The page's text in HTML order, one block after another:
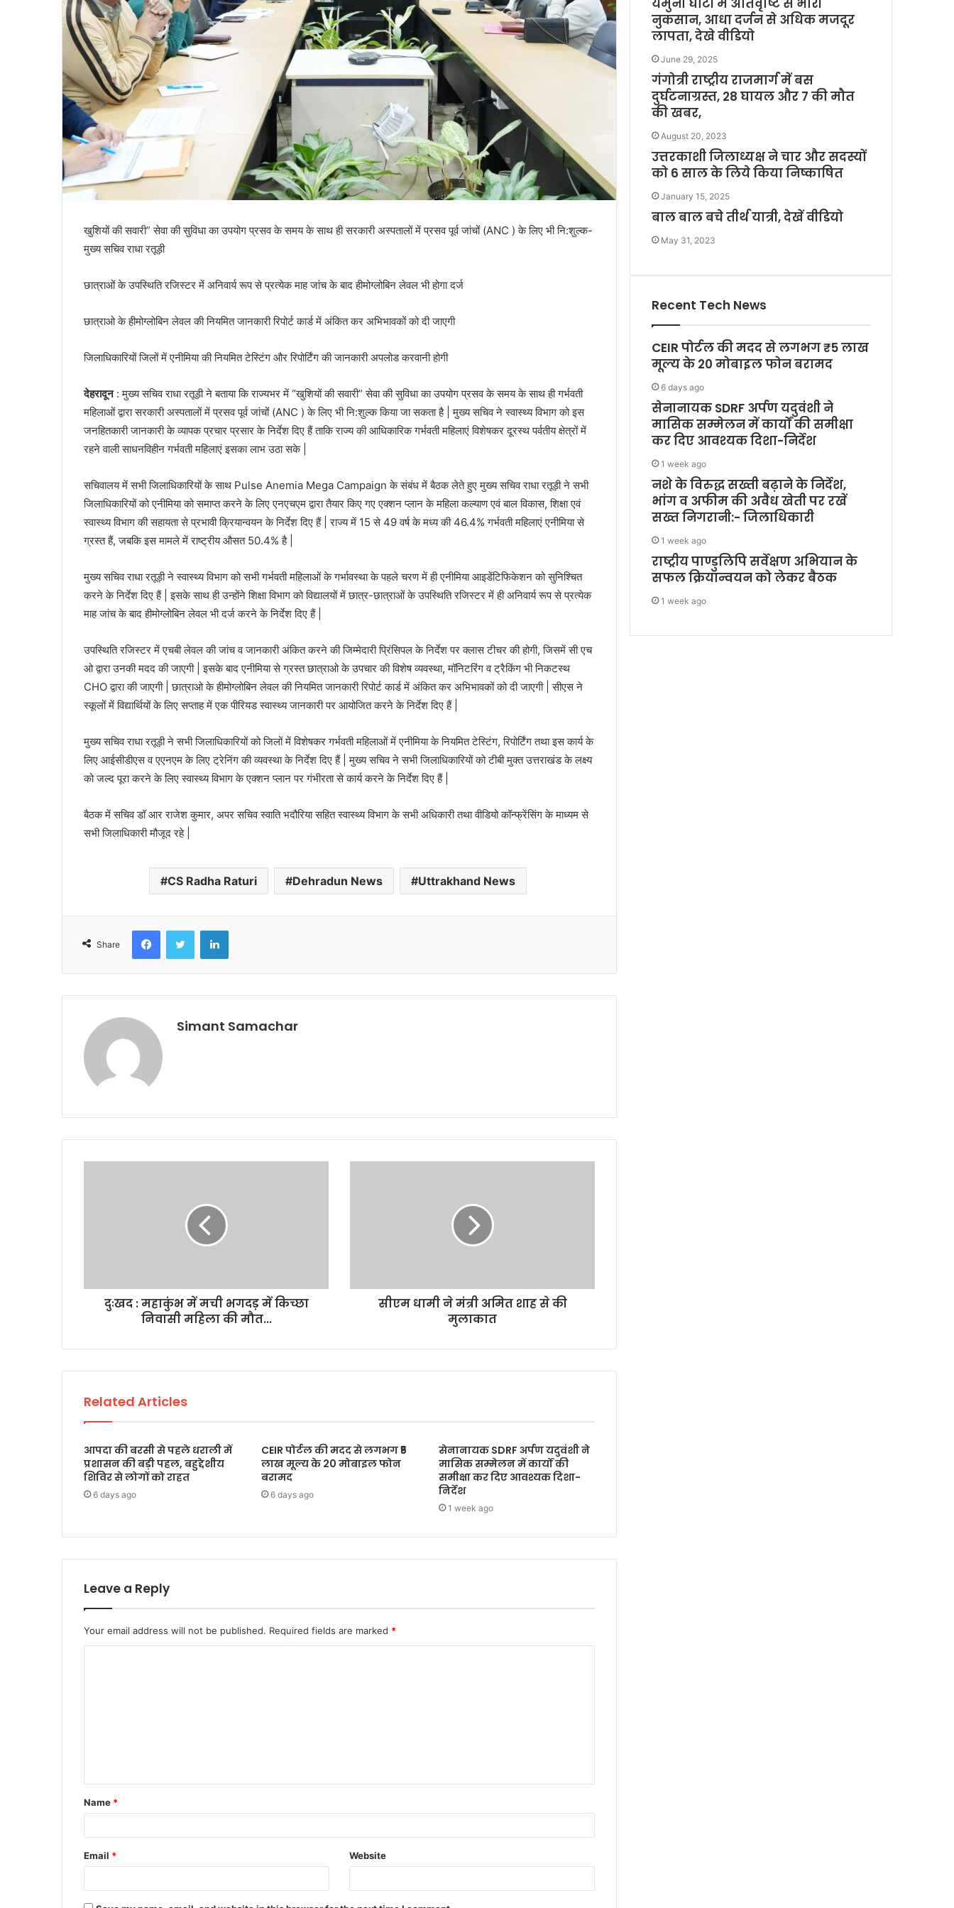
खुशियों की सवारी” सेवा की सुविधा का उपयोग प्रसव के समय के साथ ही सरकारी अस्पतालों में प्रसव पूर्व जांचों (ANC ) के लिए भी नि:शुल्क-
मुख्य सचिव राधा रतूड़ी
छात्राओं के उपस्थिति रजिस्टर में अनिवार्य रूप से प्रत्येक माह जांच के बाद हीमोग्लोबिन लेवल भी होगा दर्ज
छात्राओ के हीमोग्लोबिन लेवल की नियमित जानकारी रिपोर्ट कार्ड में अंकित कर अभिभावकों को दी जाएगी
जिलाधिकारियों जिलों में एनीमिया की नियमित टेस्टिंग और रिपोर्टिंग की जानकारी अपलोड करवानी होगी
देहरादून: मुख्य सचिव राधा रतूड़ी ने बताया कि राज्यभर में “खुशियों की सवारी” सेवा की सुविधा का उपयोग प्रसव के समय के साथ ही गर्भवती
महिलाओं द्वारा सरकारी अस्पतालों में प्रसव पूर्व जांचों (ANC ) के लिए भी नि:शुल्क किया जा सकता है | मुख्य सचिव ने स्वास्थ्य विभाग को इस
जनहितकारी जानकारी के व्यापक प्रचार प्रसार के निर्देश दिए हैं ताकि राज्य की आधिकारिक गर्भवती महिलाएं विशेषकर दूरस्थ पर्वतीय क्षेत्रों में
रहने वाली साधनविहीन गर्भवती महिलाएं इसका लाभ उठा सके |
सचिवालय में सभी जिलाधिकारियों के साथ Pulse Anemia Mega Campaign के संबंध में बैठक लेते हुए मुख्य सचिव राधा रतूड़ी ने सभी
जिलाधिकारियों को एनीमिया को समाप्त करने के लिए एनएचएम द्वारा तैयार किए गए एक्शन प्लान के महिला कल्याण एवं बाल विकास, शिक्षा एवं
स्वास्थ्य विभाग की सहायता से प्रभावी क्रियान्वयन के निर्देश दिए हैं | राज्य में 15 से 49 वर्ष के मध्य की 46.4% गर्भवती महिलाएं एनीमिया से
ग्रस्त हैं, जबकि इस मामले में राष्ट्रीय औसत 50.4% है |
मुख्य सचिव राधा रतूड़ी ने स्वास्थ्य विभाग को सभी गर्भवती महिलाओं के गर्भावस्था के पहले चरण में ही एनीमिया आइडेंटिफिकेशन को सुनिश्चित
करने के निर्देश दिए हैं | इसके साथ ही उन्होंने शिक्षा विभाग को विद्यालयों में छात्र-छात्राओं के उपस्थिति रजिस्टर में ही अनिवार्य रूप से प्रत्येक
माह जांच के बाद हीमोग्लोबिन लेवल भी दर्ज करने के निर्देश दिए हैं |
उपस्थिति रजिस्टर में एचबी लेवल की जांच व जानकारी अंकित करने की जिम्मेदारी प्रिंसिपल के निर्देश पर क्लास टीचर की होगी, जिसमें सी एच
ओ द्वारा उनकी मदद की जाएगी | इसके बाद एनीमिया से ग्रस्त छात्राओ के उपचार की विशेष व्यवस्था, मॉनिटरिंग व ट्रैकिंग भी निकटस्थ
CHO द्वारा की जाएगी | छात्राओ के हीमोग्लोबिन लेवल की नियमित जानकारी रिपोर्ट कार्ड में अंकित कर अभिभावकों को दी जाएगी | सीएस ने
स्कूलों में विद्यार्थियों के लिए सप्ताह में एक पीरियड स्वास्थ्य जानकारी पर आयोजित करने के निर्देश दिए हैं |
मुख्य सचिव राधा रतूड़ी ने सभी जिलाधिकारियों को जिलों में विशेषकर गर्भवती महिलाओं में एनीमिया के नियमित टेस्टिंग, रिपोर्टिंग तथा इस कार्य के
लिए आईसीडीएस व एएनएम के लिए ट्रेनिंग की व्यवस्था के निर्देश दिए हैं | मुख्य सचिव ने सभी जिलाधिकारियों को टीबी मुक्त उत्तराखंड के लक्ष्य
को जल्द पूरा करने के लिए स्वास्थ्य विभाग के एक्शन प्लान पर गंभीरता से कार्य करने के निर्देश दिए हैं |
बैठक में सचिव डॉ आर राजेश कुमार, अपर सचिव स्वाति भदौरिया सहित स्वास्थ्य विभाग के सभी अधिकारी तथा वीडियो कॉन्फ्रेंसिंग के माध्यम से
सभी जिलाधिकारी मौजूद रहे |
CS Radha Raturi Dehradun News Uttrakhand News
Share
Simant Samachar
दुःखद : महाकुंभ में मची भगदड़ में किच्छा
निवासी महिला की मौत...
सीएम धामी ने मंत्री अमित शाह से की
मुलाकात
Related Articles
आपदा की बरसी से पहले धराली में
प्रशासन की बड़ी पहल, बहुद्देशीय
शिविर से लोगों को राहत
6 days ago
CEIR पोर्टल की मदद से लगभग ₹5
लाख मूल्य के 20 मोबाइल फोन
बरामद
6 days ago
सेनानायक SDRF अर्पण यदुवंशी ने
मासिक सम्मेलन में कार्यों की
समीक्षा कर दिए आवश्यक दिशा-
निर्देश
1 week ago
Leave a Reply
Your email address will not be published. Required fields are marked *
t
*
Name *
Email * Website
यमुना घाटी में अतिवृष्टि से भारी
नुकसान, आधा दर्जन से अधिक मजदूर
लापता, देखे वीडियो
June 29, 2025
गंगोत्री राष्ट्रीय राजमार्ग में बस
दुर्घटनाग्रस्त, 28 घायल और 7 की मौत
की खबर,
August 20, 2023
उत्तरकाशी जिलाध्यक्ष ने चार और सदस्यों
को 6 साल के लिये किया निष्काषित
January 15, 2025
बाल बाल बचे तीर्थ यात्री, देखें वीडियो
May 31, 2023
Recent Tech News
CEIR पोर्टल की मदद से लगभग ₹5 लाख
मूल्य के 20 मोबाइल फोन बरामद
6 days ago
सेनानायक SDRF अर्पण यदुवंशी ने
मासिक सम्मेलन में कार्यों की समीक्षा
कर दिए आवश्यक दिशा-निर्देश
1 week ago
नशे के विरुद्ध सख्ती बढ़ाने के निर्देश,
भांग व अफीम की अवैध खेती पर रखें
सख्त निगरानी:- जिलाधिकारी
1 week ago
राष्ट्रीय पाण्डुलिपि सर्वेक्षण अभियान के
सफल क्रियान्वयन को लेकर बैठक
1 week ago